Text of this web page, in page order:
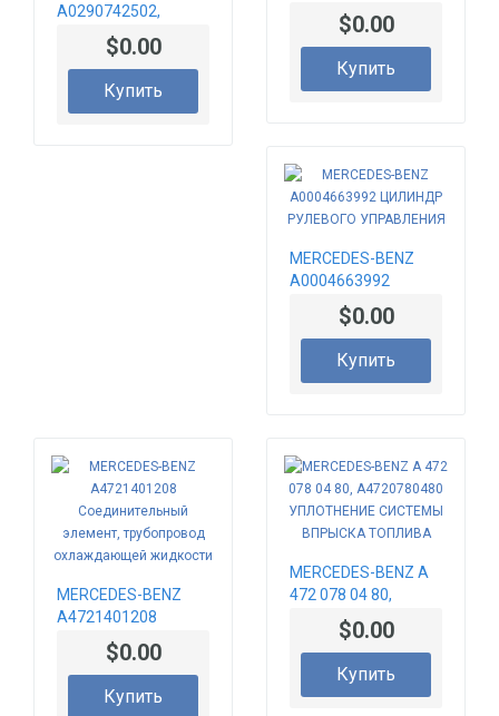
A0290742502,
0414799054 НАСОС
ФОРСУНКА
$0.00
Купить
ТУРБОКОМПРЕССОР
$0.00
Купить
MERCEDES-BENZ
A0004663992
ЦИЛИНДР
РУЛЕВОГО$0.00
Купить
MERCEDES-BENZ
A4721401208
Соединительный
элемент,
охлаждающей
$0.00
Купить
MERCEDES-BENZ A
472 078 04 80,
A4720780480
УПЛОТНЕНИЕ
ТОПЛИВА
$0.00
Купить